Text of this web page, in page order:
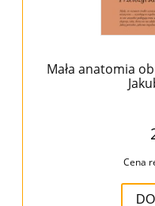
Mała anatomia
Cena